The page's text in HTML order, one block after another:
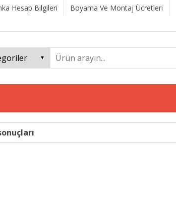
Hesap Bilgileri Boyama Ve Montaj Ücretleri